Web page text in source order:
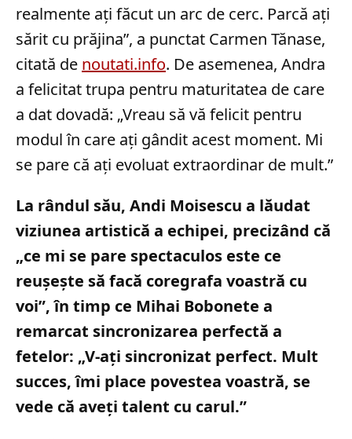
realmente ați făcut un arc de cerc. Parcă ați
sărit cu prăjina”, a punctat Carmen Tănase,
citată de noutati.info. De asemenea, Andra
a felicitat trupa pentru maturitatea de care
a dat dovadă: „Vreau să vă felicit pentru
modul în care ați gândit acest moment. Mi
se pare că ați evoluat extraordinar de mult.”
La rândul său, Andi Moisescu a lăudat
viziunea artistică a echipei, precizând că
„ce mi se pare spectaculos este ce
reușește să facă coregrafa voastră cu
voi”, în timp ce Mihai Bobonete a
remarcat sincronizarea perfectă a
fetelor: „V-ați sincronizat perfect. Mult
succes, îmi place povestea voastră, se
vede că aveți talent cu carul.”